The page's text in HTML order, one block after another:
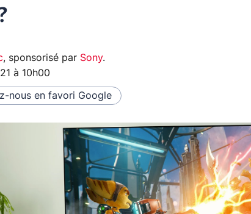
, sponsorisé par Sony.
à 10h00
nous en favori Google